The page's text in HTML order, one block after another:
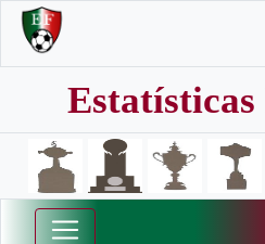
Estatísticas